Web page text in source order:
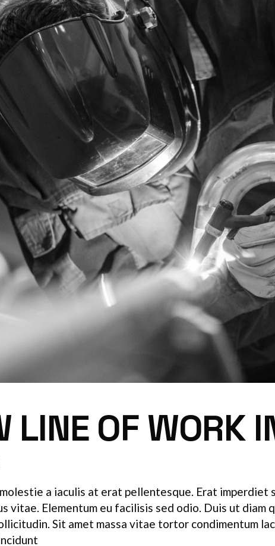
LINE OF WORK
a iaculis at erat pellentesque. Erat
vitae. Elementum eu facilisis sed odio. Duis ut
Sit amet massa vitae tortor condimentum